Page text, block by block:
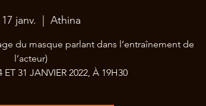
janv. Athina
du masque parlant dans l’entraînement de
l’acteur)
ET 31 JANVIER 2022, À 19H30